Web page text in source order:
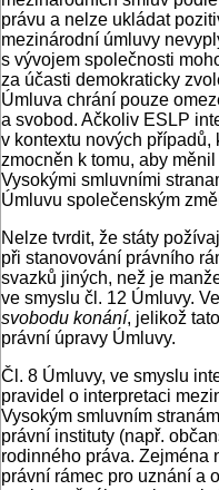
právu a nelze ukládat
mezinárodní úmluvy
s vývojem společnosti
za účasti demokraticky
Úmluva chrání pouze
a svobod. Ačkoliv ESLP
v kontextu nových případů,
zmocněn k tomu, aby
Vysokými smluvními
Úmluvu společenským
Nelze tvrdit, že státy
při stanovování právního
svazků jiných, než je
ve smyslu čl. 12 Úmluvy.
svobodu konání, jelikož
právní úpravy Úmluvy.
Čl. 8 Úmluvy, ve smyslu
pravidel o interpretaci
Vysokým smluvním
právní instituty (např.
rodinného práva. Zejména
právní rámec pro uznání a